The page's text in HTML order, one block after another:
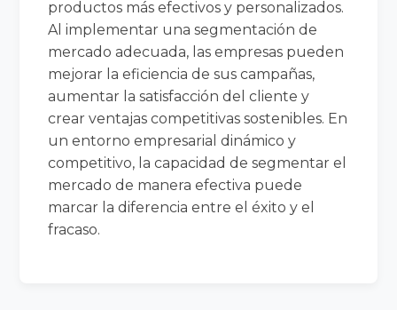
productos más efectivos y personalizados.
Al implementar una segmentación de
mercado adecuada, las empresas pueden
mejorar la eficiencia de sus campañas,
aumentar la satisfacción del cliente y
crear ventajas competitivas sostenibles. En
un entorno empresarial dinámico y
competitivo, la capacidad de segmentar el
mercado de manera efectiva puede
marcar la diferencia entre el éxito y el
fracaso.